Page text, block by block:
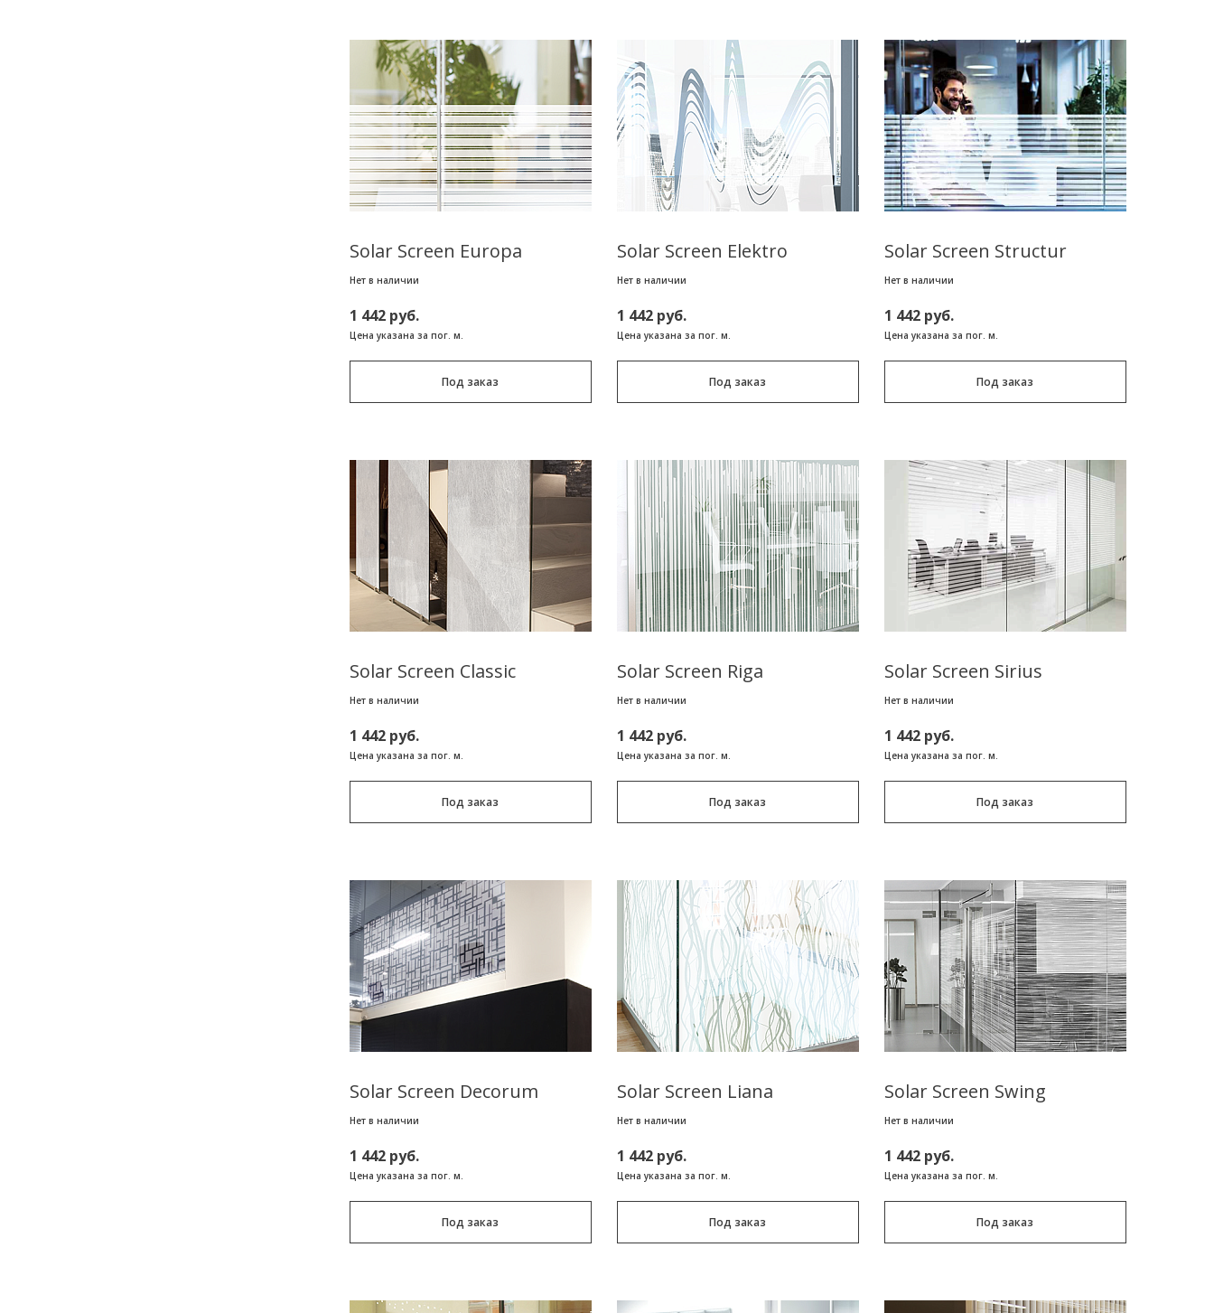
Solar Screen Europa
Нет в наличии
1 442 руб.
Цена указана за пог. м.
Под заказ
Solar Screen Elektro
Нет в наличии
1 442 руб.
Цена указана за пог. м.
Под заказ
Solar Screen Structur
Нет в наличии
1 442 руб.
Цена указана за пог. м.
Под заказ
Solar Screen Classic
Нет в наличии
1 442 руб.
Цена указана за пог. м.
Под заказ
Solar Screen Riga
Нет в наличии
1 442 руб.
Цена указана за пог. м.
Под заказ
Solar Screen Sirius
Нет в наличии
1 442 руб.
Цена указана за пог. м.
Под заказ
Solar Screen Decorum
Нет в наличии
1 442 руб.
Цена указана за пог. м.
Под заказ
Solar Screen Liana
Нет в наличии
1 442 руб.
Цена указана за пог. м.
Под заказ
Solar Screen Swing
Нет в наличии
1 442 руб.
Цена указана за пог. м.
Под заказ